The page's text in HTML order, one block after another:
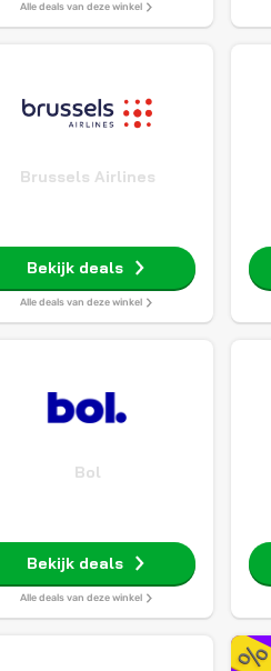
Alle deals van deze winkel
Brussels Airlines
Bekijk deals
Alle deals van deze winkel
Bol
Bekijk deals
Alle deals van deze winkel